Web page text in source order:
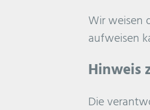
Wir weisen
aufweisen
Hinweis
Die